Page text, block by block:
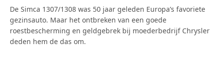
De Simca 1307/1308 was 50 jaar geleden Europa’s favoriete
gezinsauto. Maar het ontbreken van een goede
roestbescherming en geldgebrek bij moederbedrijf Chrysler
deden hem de das om.